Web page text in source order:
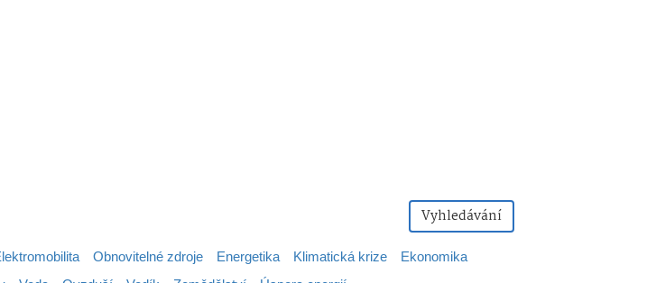
Vyhledávání
Obnovitelné zdroje Energetika Klimatická krize
Ekonomika